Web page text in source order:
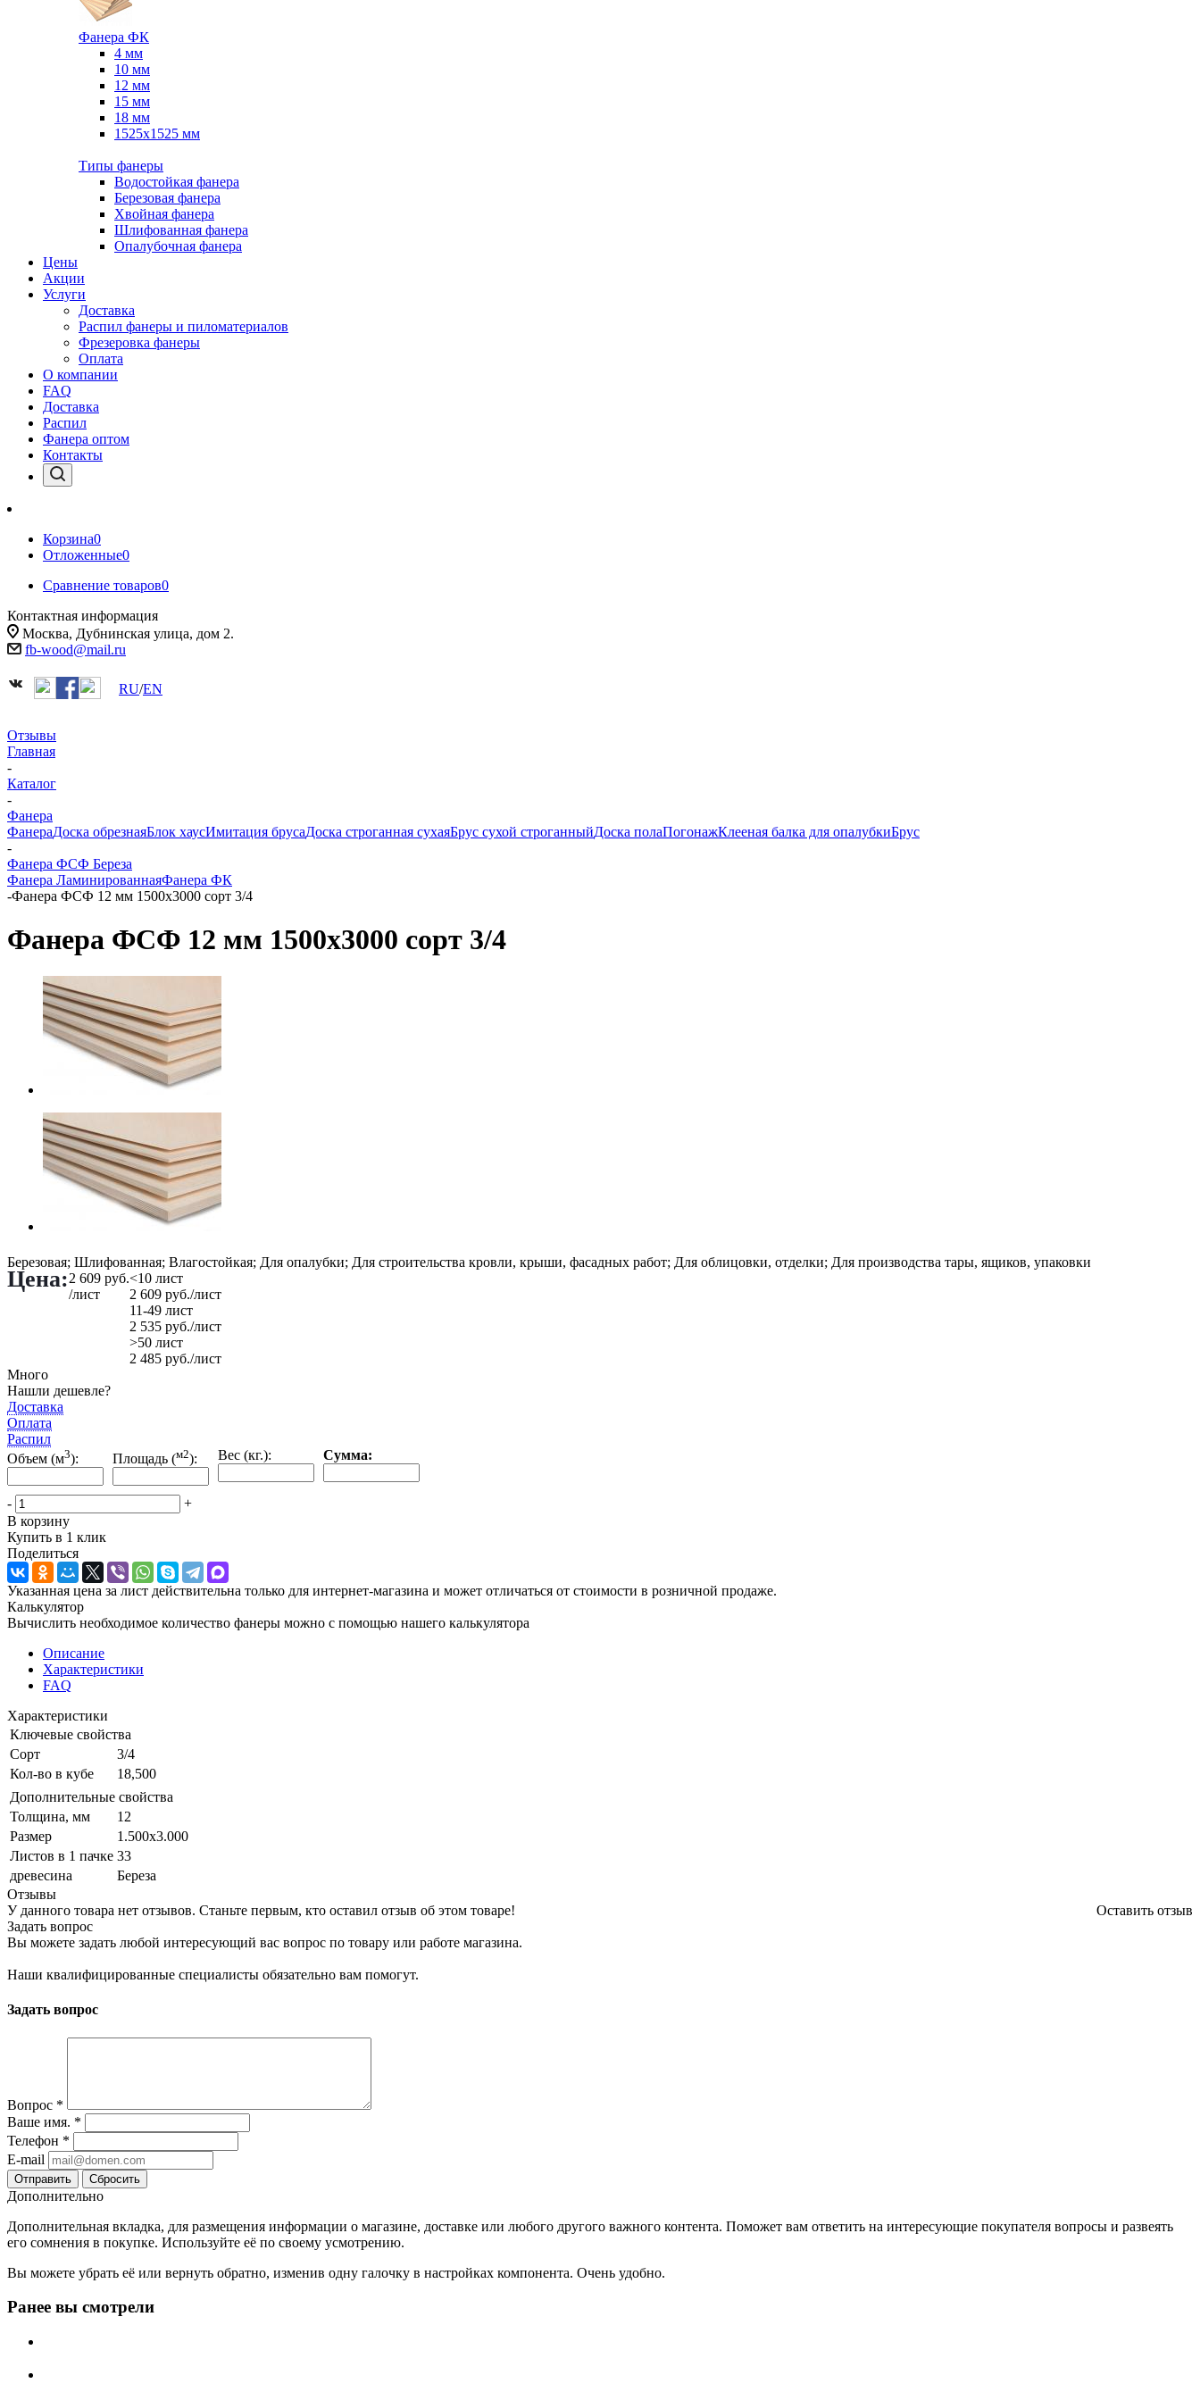
Фанера ФК
4 мм
10 мм
12 мм
15 мм
18 мм
1525х1525 мм
Типы фанеры
Водостойкая фанера
Березовая фанера
Хвойная фанера
Шлифованная фанера
Опалубочная фанера
Цены
Акции
Услуги
Доставка
Распил фанеры и пиломатериалов
Фрезеровка фанеры
Оплата
О компании
FAQ
Доставка
Распил
Фанера оптом
Контакты
Корзина0
Отложенные0
Сравнение товаров0
Контактная информация
Москва, Дубнинская улица, дом 2.
fb-wood@mail.ru
RU/EN
Отзывы
Главная
-
Каталог
-
Фанера
ФанераДоска обрезнаяБлок хаусИмитация брусаДоска строганная сухаяБрус сухой строганныйДоска полаПогонажКлееная балка для опалубкиБрус
-
Фанера ФСФ Береза
Фанера ЛаминированнаяФанера ФК
-Фанера ФСФ 12 мм 1500х3000 сорт 3/4
Фанера ФСФ 12 мм 1500х3000 сорт 3/4
Березовая; Шлифованная; Влагостойкая; Для опалубки; Для строительства кровли, крыши, фасадных работ; Для облицовки, отделки; Для производства тары, ящиков, упаковки
Цена:2 609 руб.
/лист
<10 лист
2 609 руб./лист
11-49 лист
2 535 руб./лист
>50 лист
2 485 руб./лист
Много
Нашли дешевле?
Доставка
Оплата
Распил
Объем (м3): Площадь (м2): Вес (кг.): Сумма:
-
+
В корзину
Купить в 1 клик
Поделиться
Указанная цена за лист действительна только для интернет-магазина и может отличаться от стоимости в розничной продаже.
Калькулятор
Вычислить необходимое количество фанеры можно с помощью нашего калькулятора
Описание
Характеристики
FAQ
Характеристики
Ключевые свойства
Сорт
3/4
Кол-во в кубе
18,500
Дополнительные свойства
Толщина, мм
12
Размер
1.500x3.000
Листов в 1 пачке 33
древесина
Береза
Отзывы
Оставить отзыв
У данного товара нет отзывов. Станьте первым, кто оставил отзыв об этом товаре!
Задать вопрос
Вы можете задать любой интересующий вас вопрос по товару или работе магазина.
Наши квалифицированные специалисты обязательно вам помогут.
Задать вопрос
Вопрос *
Ваше имя. *
Телефон *
E-mail
Сбросить
Дополнительно
Дополнительная вкладка, для размещения информации о магазине, доставке или любого другого важного контента. Поможет вам ответить на интересующие покупателя вопросы и развеять
его сомнения в покупке. Используйте её по своему усмотрению.
Вы можете убрать её или вернуть обратно, изменив одну галочку в настройках компонента. Очень удобно.
Ранее вы смотрели